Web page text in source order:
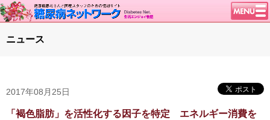
談話室BBS
糖尿病のきほん
ニュース
2017年08月25日
「褐色脂肪」を活性化する因子を特定 エネルギー消費を